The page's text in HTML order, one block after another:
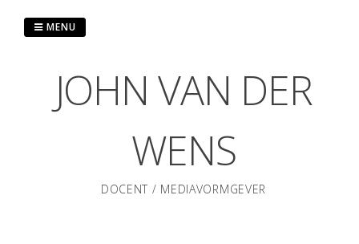
JOHN VAN DER
WENS
DOCENT / MEDIAVORMGEVER
MENU